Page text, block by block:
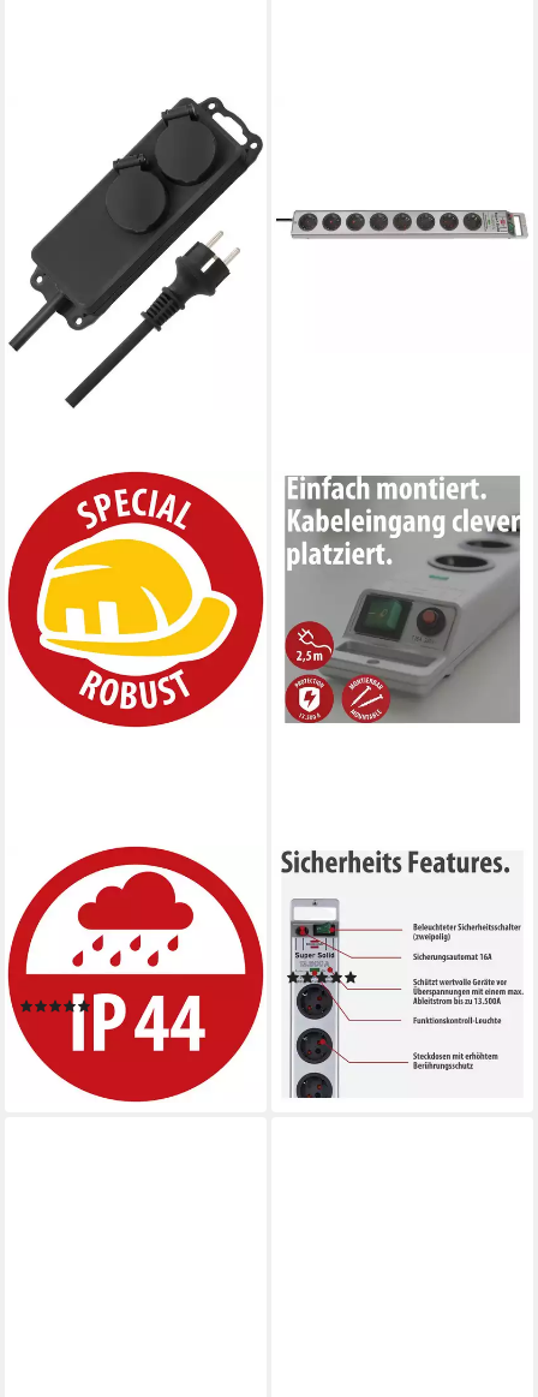
BRENNENSTUHL
H07RN-F 3G1,5, 2 m
Steckdosenleiste
(Klappendeckel, Kabellänge 2
(4)
ab 7,99 € UVP 11,99 €
-33%
lieferbar - in 3-4 Werktagen bei dir
BRENNENSTUHL
Super-Solid 1153340318
Steckdosenleiste,
Abzweigdosen
ab 24,99 €
lieferbar - in 2-3 Werktagen bei dir